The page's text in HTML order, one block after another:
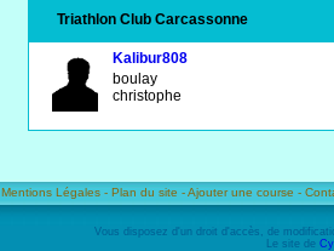
Triathlon Club Carcassonne
Kalibur808
boulay
christophe
Mentions Légales - Plan du site -Ajouter une course -
Vous disposez d'un droit d'accès, de
Le site de